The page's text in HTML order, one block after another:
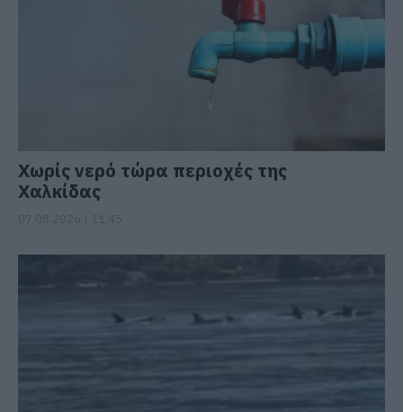
Χωρίς νερό τώρα περιοχές της
Χαλκίδας